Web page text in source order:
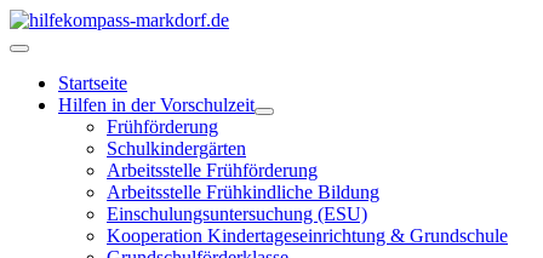
Startseite
Hilfen in der Vorschulzeit
Frühförderung
Schulkindergärten
Arbeitsstelle Frühförderung
Arbeitsstelle Frühkindliche Bildung
Einschulungsuntersuchung (ESU)
Kooperation Kindertageseinrichtung & Grundschule